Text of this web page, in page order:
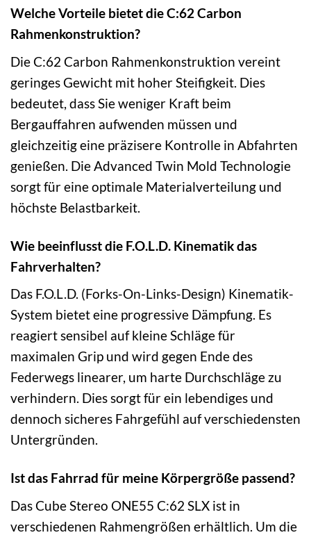
Welche Vorteile bietet die C:62 Carbon
Rahmenkonstruktion?
Die C:62 Carbon Rahmenkonstruktion vereint
geringes Gewicht mit hoher Steifigkeit. Dies
bedeutet, dass Sie weniger Kraft beim
Bergauffahren aufwenden müssen und
gleichzeitig eine präzisere Kontrolle in Abfahrten
genießen. Die Advanced Twin Mold Technologie
sorgt für eine optimale Materialverteilung und
höchste Belastbarkeit.
Wie beeinflusst die F.O.L.D. Kinematik das
Fahrverhalten?
Das F.O.L.D. (Forks-On-Links-Design) Kinematik-
System bietet eine progressive Dämpfung. Es
reagiert sensibel auf kleine Schläge für
maximalen Grip und wird gegen Ende des
Federwegs linearer, um harte Durchschläge zu
verhindern. Dies sorgt für ein lebendiges und
dennoch sicheres Fahrgefühl auf verschiedensten
Untergründen.
Ist das Fahrrad für meine Körpergröße passend?
Das Cube Stereo ONE55 C:62 SLX ist in
verschiedenen Rahmengrößen erhältlich. Um die